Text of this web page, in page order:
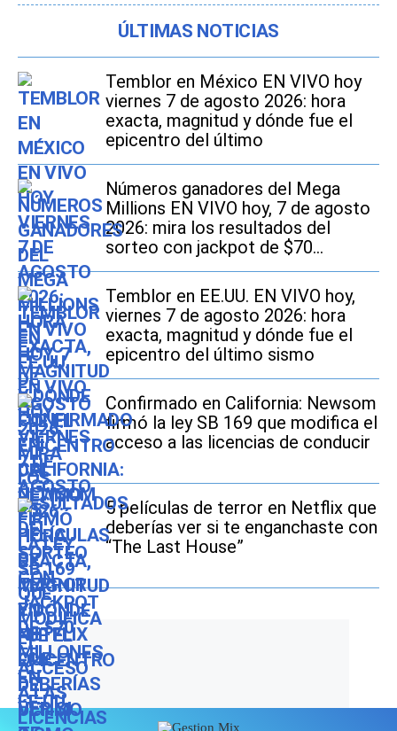
ÚLTIMAS NOTICIAS
Temblor en México EN VIVO hoy
viernes 7 de agosto 2026: hora
exacta, magnitud y dónde fue el
epicentro del último
Números ganadores del Mega
Millions EN VIVO hoy, 7 de agosto
2026: mira los resultados del
sorteo con jackpot de $70
millones en EE.UU.
Temblor en EE.UU. EN VIVO hoy,
viernes 7 de agosto 2026: hora
exacta, magnitud y dónde fue el
epicentro del último sismo
Confirmado en California: Newsom
firmó la ley SB 169 que modifica el
acceso a las licencias de conducir
5 películas de terror en Netflix que
deberías ver si te enganchaste con
“The Last House”